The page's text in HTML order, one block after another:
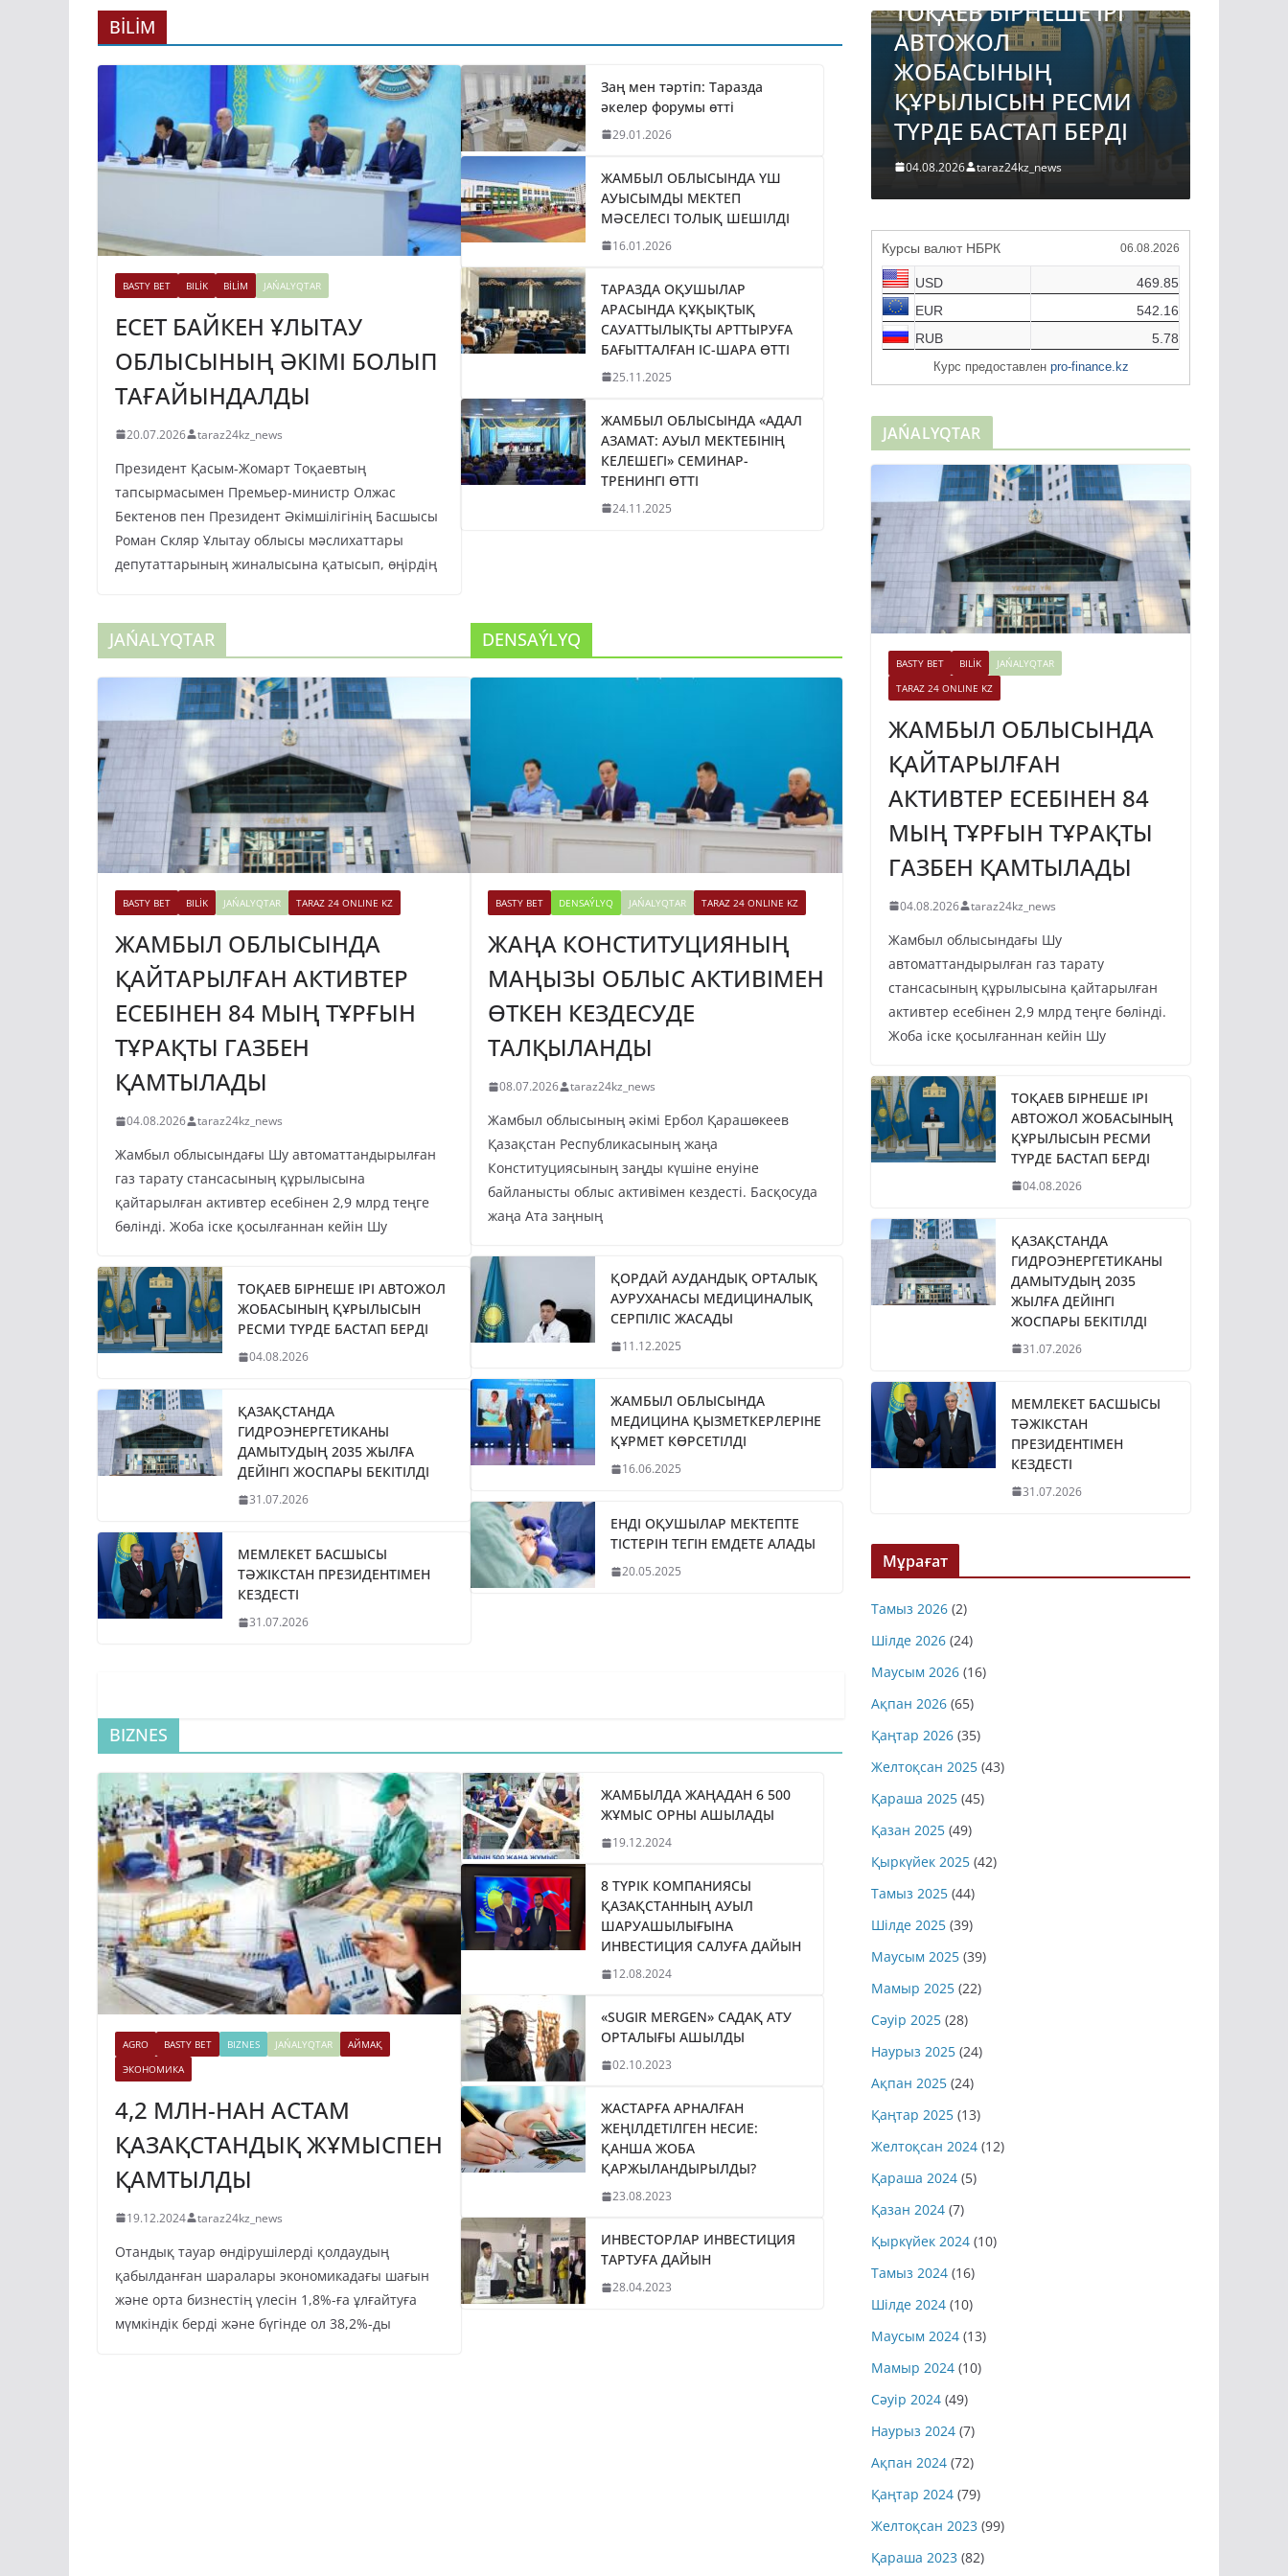
BİLİM
BASTY BET BILİK BİLİM JAŃALYQTAR
ЕСЕТ БАЙКЕН ҰЛЫТАУ
ОБЛЫСЫНЫҢ ӘКІМІ БОЛЫП
ТАҒАЙЫНДАЛДЫ
20.07.2026 taraz24kz_news
Президент Қасым-Жомарт Тоқаевтың
тапсырмасымен Премьер-министр Олжас
Бектенов пен Президент Әкімшілігінің Басшысы
Роман Скляр Ұлытау облысы мәслихаттары
депутаттарының жиналысына қатысып, өңірдің
Заң мен тәртіп: Таразда
әкелер форумы өтті
29.01.2026
ЖАМБЫЛ ОБЛЫСЫНДА ҮШ
АУЫСЫМДЫ МЕКТЕП
МӘСЕЛЕСІ ТОЛЫҚ ШЕШІЛДІ
16.01.2026
ТАРАЗДА ОҚУШЫЛАР
АРАСЫНДА ҚҰҚЫҚТЫҚ
САУАТТЫЛЫҚТЫ АРТТЫРУҒА
БАҒЫТТАЛҒАН ІС-ШАРА ӨТТІ
25.11.2025
ЖАМБЫЛ ОБЛЫСЫНДА «АДАЛ
АЗАМАТ: АУЫЛ МЕКТЕБІНІҢ
КЕЛЕШЕГІ» СЕМИНАР-
ТРЕНИНГІ ӨТТІ
24.11.2025
JAŃALYQTAR
BASTY BET BILİK JAŃALYQTAR TARAZ 24 ONLINE KZ
ЖАМБЫЛ ОБЛЫСЫНДА
ҚАЙТАРЫЛҒАН АКТИВТЕР
ЕСЕБІНЕН 84 МЫҢ ТҰРҒЫН
ТҰРАҚТЫ ГАЗБЕН
ҚАМТЫЛАДЫ
04.08.2026 taraz24kz_news
Жамбыл облысындағы Шу автоматтандырылған
газ тарату стансасының құрылысына
қайтарылған активтер есебінен 2,9 млрд теңге
бөлінді. Жоба іске қосылғаннан кейін Шу
ТОҚАЕВ БІРНЕШЕ ІРІ АВТОЖОЛ
ЖОБАСЫНЫҢ ҚҰРЫЛЫСЫН
РЕСМИ ТҮРДЕ БАСТАП БЕРДІ
04.08.2026
ҚАЗАҚСТАНДА
ГИДРОЭНЕРГЕТИКАНЫ
ДАМЫТУДЫҢ 2035 ЖЫЛҒА
ДЕЙІНГІ ЖОСПАРЫ БЕКІТІЛДІ
31.07.2026
МЕМЛЕКЕТ БАСШЫСЫ
ТӘЖІКСТАН ПРЕЗИДЕНТІМЕН
КЕЗДЕСТІ
31.07.2026
DENSAÝLYQ
BASTY BET DENSAÝLYQ JAŃALYQTAR TARAZ 24 ONLINE KZ
ЖАҢА КОНСТИТУЦИЯНЫҢ
МАҢЫЗЫ ОБЛЫС АКТИВІМЕН
ӨТКЕН КЕЗДЕСУДЕ
ТАЛҚЫЛАНДЫ
08.07.2026 taraz24kz_news
Жамбыл облысының әкімі Ербол Қарашөкеев
Қазақстан Республикасының жаңа
Конституциясының заңды күшіне енуіне
байланысты облыс активімен кездесті. Басқосуда
жаңа Ата заңның
ҚОРДАЙ АУДАНДЫҚ ОРТАЛЫҚ
АУРУХАНАСЫ МЕДИЦИНАЛЫҚ
СЕРПІЛІС ЖАСАДЫ
11.12.2025
ЖАМБЫЛ ОБЛЫСЫНДА
МЕДИЦИНА ҚЫЗМЕТКЕРЛЕРІНЕ
ҚҰРМЕТ КӨРСЕТІЛДІ
16.06.2025
ЕНДІ ОҚУШЫЛАР МЕКТЕПТЕ
ТІСТЕРІН ТЕГІН ЕМДЕТЕ АЛАДЫ
20.05.2025
BIZNES
AGRO BASTY BET BIZNES JAŃALYQTAR
АЙМАҚ
ЭКОНОМИКА
4,2 МЛН-НАН АСТАМ
ҚАЗАҚСТАНДЫҚ ЖҰМЫСПЕН
ҚАМТЫЛДЫ
19.12.2024 taraz24kz_news
Отандық тауар өндірушілерді қолдаудың
қабылданған шаралары экономикадағы шағын
және орта бизнестің үлесін 1,8%-ға ұлғайтуға
мүмкіндік берді және бүгінде ол 38,2%-ды
ЖАМБЫЛДА ЖАҢАДАН 6 500
ЖҰМЫС ОРНЫ АШЫЛАДЫ
19.12.2024
8 ТҮРІК КОМПАНИЯСЫ
ҚАЗАҚСТАННЫҢ АУЫЛ
ШАРУАШЫЛЫҒЫНА
ИНВЕСТИЦИЯ САЛУҒА ДАЙЫН
12.08.2024
«SUGIR MERGEN» САДАҚ АТУ
ОРТАЛЫҒЫ АШЫЛДЫ
02.10.2023
ЖАСТАРҒА АРНАЛҒАН
ЖЕҢІЛДЕТІЛГЕН НЕСИЕ:
ҚАНША ЖОБА
ҚАРЖЫЛАНДЫРЫЛДЫ?
23.08.2023
ИНВЕСТОРЛАР ИНВЕСТИЦИЯ
ТАРТУҒА ДАЙЫН
28.04.2023
МЕМЛЕКЕТ БАСШЫСЫ
ТӘЖІКСТАН
ПРЕЗИДЕНТІМЕН
КЕЗДЕСТІ
31.07.2026 taraz24kz_news
АКТИВТЕР ЕСЕБІНЕН 84
МЫҢ ТҰРҒЫН ТҰРАҚТЫ
ГАЗБЕН ҚАМТЫЛАДЫ
ТОҚАЕВ БІРНЕШЕ ІРІ
АВТОЖОЛ
ЖОБАСЫНЫҢ
ҚҰРЫЛЫСЫН РЕСМИ
ТҮРДЕ БАСТАП БЕРДІ
04.08.2026 taraz24kz_news
Курсы валют НБРК 06.08.2026
USD
469.85
EUR
542.16
RUB
5.78
Курс предоставлен pro-finance.kz
JAŃALYQTAR
BASTY BET BILİK
JAŃALYQTAR
TARAZ 24 ONLINE KZ
ЖАМБЫЛ ОБЛЫСЫНДА
ҚАЙТАРЫЛҒАН
АКТИВТЕР ЕСЕБІНЕН 84
МЫҢ ТҰРҒЫН ТҰРАҚТЫ
ГАЗБЕН ҚАМТЫЛАДЫ
04.08.2026 taraz24kz_news
Жамбыл облысындағы Шу
автоматтандырылған газ тарату
стансасының құрылысына қайтарылған
активтер есебінен 2,9 млрд теңге бөлінді.
Жоба іске қосылғаннан кейін Шу
ТОҚАЕВ БІРНЕШЕ ІРІ
АВТОЖОЛ ЖОБАСЫНЫҢ
ҚҰРЫЛЫСЫН РЕСМИ
ТҮРДЕ БАСТАП БЕРДІ
04.08.2026
ҚАЗАҚСТАНДА
ГИДРОЭНЕРГЕТИКАНЫ
ДАМЫТУДЫҢ 2035
ЖЫЛҒА ДЕЙІНГІ
ЖОСПАРЫ БЕКІТІЛДІ
31.07.2026
МЕМЛЕКЕТ БАСШЫСЫ
ТӘЖІКСТАН
ПРЕЗИДЕНТІМЕН
КЕЗДЕСТІ
31.07.2026
Мұрағат
Тамыз 2026 (2)
Шілде 2026 (24)
Маусым 2026 (16)
Ақпан 2026 (65)
Қаңтар 2026 (35)
Желтоқсан 2025 (43)
Қараша 2025 (45)
Қазан 2025 (49)
Қыркүйек 2025 (42)
Тамыз 2025 (44)
Шілде 2025 (39)
Маусым 2025 (39)
Мамыр 2025 (22)
Сәуір 2025 (28)
Наурыз 2025 (24)
Ақпан 2025 (24)
Қаңтар 2025 (13)
Желтоқсан 2024 (12)
Қараша 2024 (5)
Қазан 2024 (7)
Қыркүйек 2024 (10)
Тамыз 2024 (16)
Шілде 2024 (10)
Маусым 2024 (13)
Мамыр 2024 (10)
Сәуір 2024 (49)
Наурыз 2024 (7)
Ақпан 2024 (72)
Қаңтар 2024 (79)
Желтоқсан 2023 (99)
Қараша 2023 (82)